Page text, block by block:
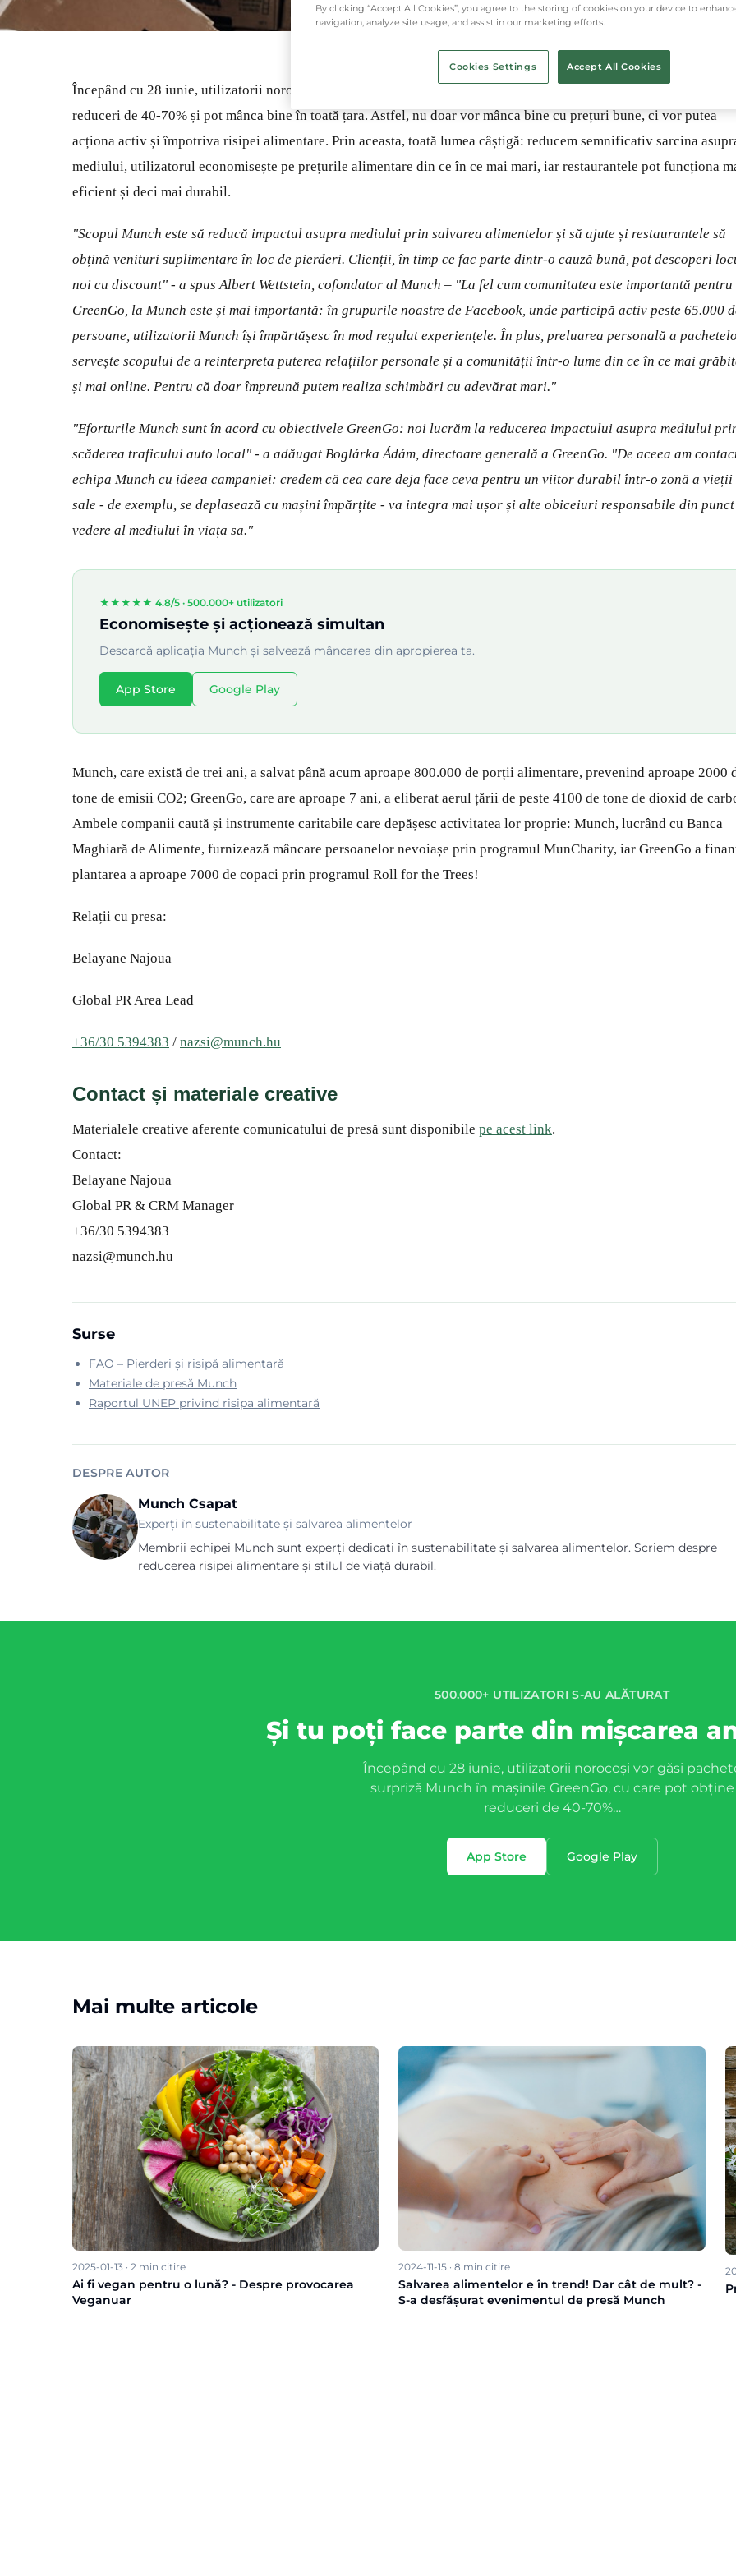
Începând cu 28 iunie, utilizatorii norocoși vor găsi pachete surpriză Munch în mașinile GreenGo, cu care pot
reduceri de 40-70% și pot mânca bine în toată țara. Astfel, nu doar vor mânca bine cu prețuri bune, ci vor putea
acționa activ și împotriva risipei alimentare. Prin aceasta, toată lumea câștigă: reducem semnificativ sarcina
mediului, utilizatorul economisește pe prețurile alimentare din ce în ce mai mari, iar restaurantele pot funcționa
eficient și deci mai durabil.
"Scopul Munch este să reducă impactul asupra mediului prin salvarea alimentelor și să ajute și restaurantele să
obțină venituri suplimentare în loc de pierderi. Clienții, în timp ce fac parte dintr-o cauză bună, pot descoperi
noi cu discount" - a spus Albert Wettstein, cofondator al Munch – "La fel cum comunitatea este importantă pentru
GreenGo, la Munch este și mai importantă: în grupurile noastre de Facebook, unde participă activ peste 65.000
persoane, utilizatorii Munch își împărtășesc în mod regulat experiențele. În plus, preluarea personală a
servește scopului de a reinterpreta puterea relațiilor personale și a comunității într-o lume din ce în ce mai
și mai online. Pentru că doar împreună putem realiza schimbări cu adevărat mari."
"Eforturile Munch sunt în acord cu obiectivele GreenGo: noi lucrăm la reducerea impactului asupra mediului
scăderea traficului auto local" - a adăugat Boglárka Ádám, directoare generală a GreenGo. "De aceea am
echipa Munch cu ideea campaniei: credem că cea care deja face ceva pentru un viitor durabil într-o zonă a vieții
sale - de exemplu, se deplasează cu mașini împărțite - va integra mai ușor și alte obiceiuri responsabile din punct
vedere al mediului în viața sa."
★★★★★ 4.8/5 · 500.000+ utilizatori
Economisește și acționează simultan
Descarcă aplicația Munch și salvează mâncarea din apropierea ta.
App Store Google Play
Munch, care există de trei ani, a salvat până acum aproape 800.000 de porții alimentare, prevenind aproape 2000
tone de emisii CO2; GreenGo, care are aproape 7 ani, a eliberat aerul țării de peste 4100 de tone de dioxid de
Ambele companii caută și instrumente caritabile care depășesc activitatea lor proprie: Munch, lucrând cu Banca
Maghiară de Alimente, furnizează mâncare persoanelor nevoiașe prin programul MunCharity, iar GreenGo a
plantarea a aproape 7000 de copaci prin programul Roll for the Trees!
Relații cu presa:
Belayane Najoua
Global PR Area Lead
+36/30 5394383 / nazsi@munch.hu
Contact și materiale creative
Materialele creative aferente comunicatului de presă sunt disponibile pe acest link.
Contact:
Belayane Najoua
Global PR & CRM Manager
+36/30 5394383
nazsi@munch.hu
Surse
FAO – Pierderi și risipă alimentară
Materiale de presă Munch
Raportul UNEP privind risipa alimentară
DESPRE AUTOR
Munch Csapat
Experți în sustenabilitate și salvarea alimentelor
Membrii echipei Munch sunt experți dedicați în sustenabilitate și salvarea alimentelor. Scriem despre
reducerea risipei alimentare și stilul de viață durabil.
500.000+ UTILIZATORI S-AU ALĂTURAT
Și tu poți face parte din mișcarea
Începând cu 28 iunie, utilizatorii norocoși vor găsi
surpriză Munch în mașinile GreenGo, cu care pot obține
reduceri de 40-70%…
App Store Google Play
Mai multe articole
2025-01-13 · 2 min citire
Ai fi vegan pentru o lună? - Despre provocarea
Veganuar
2024-11-15 ·8 min citire
Salvarea alimentelor e în trend! Dar cât de mult? -
S-a desfășurat evenimentul de presă Munch
By clicking “Accept All Cookies”, you agree to the storing of cookies on your device to
navigation, analyze site usage, and assist in our marketing efforts.
Cookies Settings Accept All Cookies